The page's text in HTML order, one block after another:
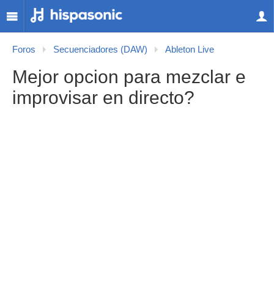
Foros Secuenciadores (DAW) Ableton Live
Mejor opcion para mezclar e
improvisar en directo?